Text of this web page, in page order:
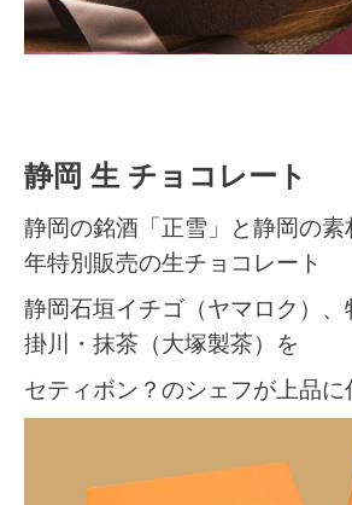
静岡 生 チョコレート
静岡の銘酒「正雪」と静岡の
年特別販売の生チョコレート
静岡石垣イチゴ（ヤマロク）、
掛川・抹茶（大塚製茶）を
セティボン？のシェフが上品に